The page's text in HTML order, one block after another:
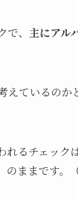
、 主にアル
えているの
れるチェッ
のままです。